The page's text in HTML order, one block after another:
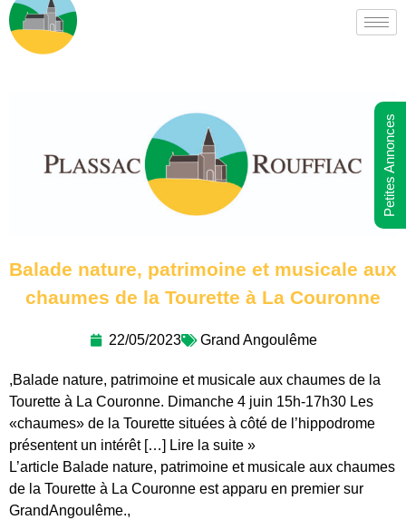
Balade nature, patrimoine et musicale aux
chaumes de la Tourette à La Couronne
22/05/2023 Grand Angoulême
,Balade nature, patrimoine et musicale aux chaumes de la
Tourette à La Couronne. Dimanche 4 juin 15h-17h30 Les
«chaumes» de la Tourette situées à côté de l’hippodrome
présentent un intérêt […] Lire la suite »
L’article Balade nature, patrimoine et musicale aux chaumes
de la Tourette à La Couronne est apparu en premier sur
GrandAngoulême.,
Petites Annonces